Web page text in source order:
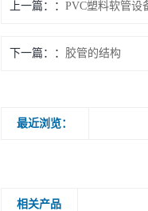
上一篇： PVC塑料软管设
下一篇： 胶管的结构
最近浏览：
相关产品